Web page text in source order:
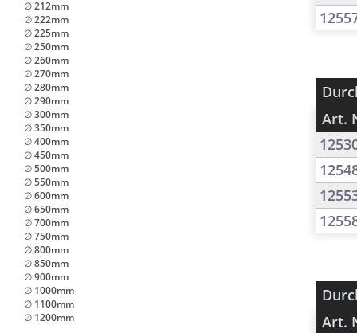
Art.
Art.
∅ 212mm
∅ 222mm
∅ 225mm
∅ 250mm
∅ 260mm
∅ 270mm
∅ 280mm
∅ 290mm
∅ 300mm
∅ 350mm
∅ 400mm
∅ 450mm
∅ 500mm
∅ 550mm
∅ 600mm
∅ 650mm
∅ 700mm
∅ 750mm
∅ 800mm
∅ 850mm
∅ 900mm
∅ 1000mm
∅ 1100mm
∅ 1200mm